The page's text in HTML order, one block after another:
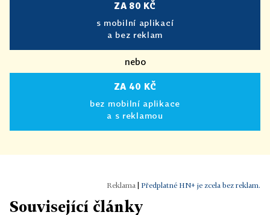
ZA 80 KČ
s mobilní aplikací
a bez reklam
nebo
ZA 40 KČ
bez mobilní aplikace
a s reklamou
Předplatné HN+ je zcela bez reklam.
Související články